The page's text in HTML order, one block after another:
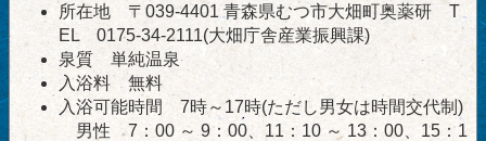
所在地 〒039-4401 青森県むつ市大畑町奥薬研 T
EL 0175-34-2111(大畑庁舎産業振興課)
泉質 単純温泉
入浴料 無料
入浴可能時間 7時～17時(ただし男女は時間交代制)
男性 7：00 ～ 9：00、11：10 ～ 13：00、15：1